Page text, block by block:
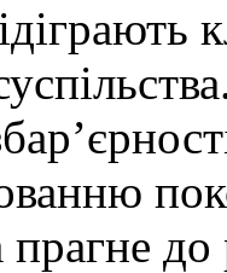
прагне до